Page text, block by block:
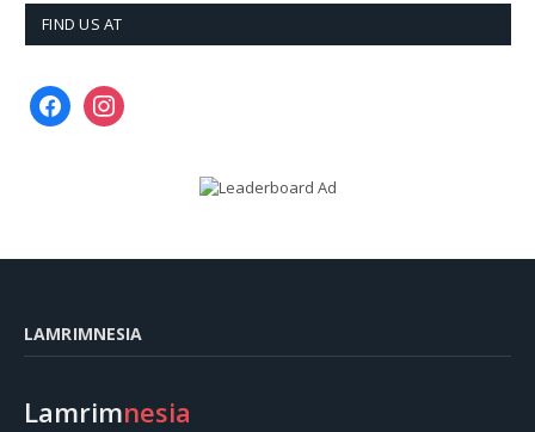
FIND US AT
facebookinstagram
LAMRIMNESIA
Lamrimnesia